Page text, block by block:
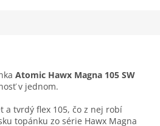
Atomic Hawx Magna 105 SW
v jednom.
a tvrdý flex 105, čo z nej robí
topánku zo série Hawx Magna